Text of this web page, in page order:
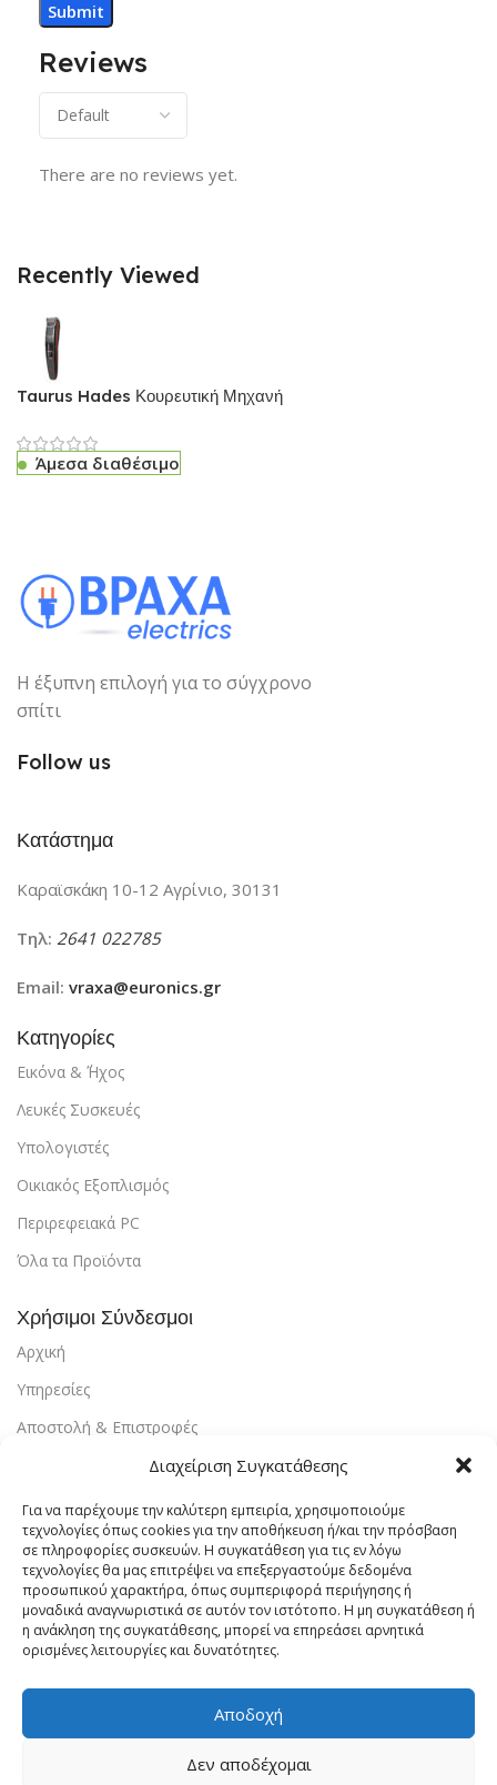
Διαχείριση Συγκατάθεσης
Για να παρέχουμε την καλύτερη εμπειρία, χρησιμοποιούμε
τεχνολογίες όπως cookies για την αποθήκευση ή/και την πρόσβαση
σε πληροφορίες συσκευών. Η συγκατάθεση για τις εν λόγω
τεχνολογίες θα μας επιτρέψει να επεξεργαστούμε δεδομένα
προσωπικού χαρακτήρα, όπως συμπεριφορά περιήγησης ή
μοναδικά αναγνωριστικά σε αυτόν τον ιστότοπο. Η μη συγκατάθεση ή
η ανάκληση της συγκατάθεσης, μπορεί να επηρεάσει αρνητικά
ορισμένες λειτουργίες και δυνατότητες.
Αποδοχή
Δεν αποδέχομαι
Reviews
There are no reviews yet.
Recently Viewed
Taurus Hades Κουρευτική Μηχανή
Άμεσα διαθέσιμο
Η έξυπνη επιλογή για το σύγχρονο
σπίτι
Follow us
Κατάστημα
Καραϊσκάκη 10-12 Αγρίνιο, 30131
Τηλ: 2641 022785
Email: vraxa@euronics.gr
Κατηγορίες
Εικόνα & ΄Ήχος
Λευκές Συσκευές
Υπολογιστές
Οικιακός Εξοπλισμός
Περιρεφειακά PC
Όλα τα Προϊόντα
Χρήσιμοι Σύνδεσμοι
Αρχική
Υπηρεσίες
Αποστολή & Επιστροφές
Εντοπισμός Παραγγελίας
Λογαριασμός
Πολιτική Απορρήτου
Πολιτική Cookies
Όροι Χρήσης
Επικοινωνία
Vrachaelectrics.gr © 2023 - Designed & Powered By
Forge Web Design